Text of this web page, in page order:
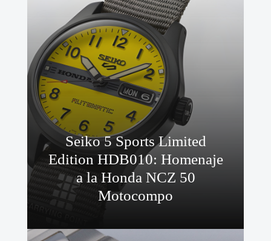
Seiko 5 Sports Limited
Edition HDB010: Homenaje
a la Honda NCZ 50
Motocompo